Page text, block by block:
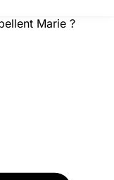
Marie ?